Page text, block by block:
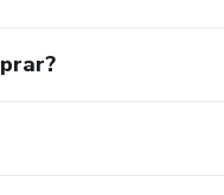
e Vetoriais I
e Vetoriais II